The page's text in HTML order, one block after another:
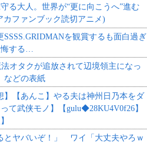
る大人。世界が“更に向こうへ”進む
ファンブック読切アニメ)
SSSS.GRIDMANを観賞するも面白過ぎ
する…
オタクが追放されて辺境領主になっ
などの表紙
】【あんこ】やる夫は神州日乃本をダ
て武侠モノ】【gulu◆28KU4V0f26】
とヤバいぞ！」 ワイ「大丈夫やろｗ